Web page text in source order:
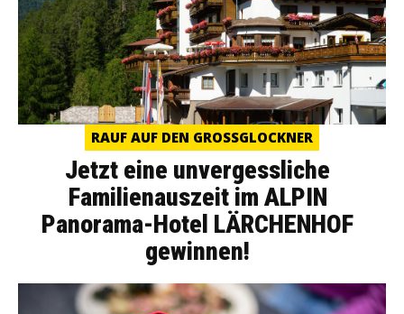
RAUF AUF DEN GROSSGLOCKNER
Jetzt eine unvergessliche
Familienauszeit im ALPIN
Panorama-Hotel LÄRCHENHOF
gewinnen!